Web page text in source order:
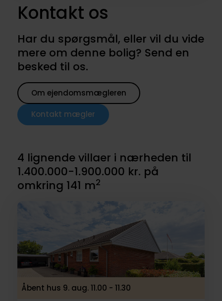
Kontakt os
Har du spørgsmål, eller vil du vide
mere om denne bolig? Send en
besked til os.
Om ejendomsmægleren
Kontakt mægler
4 lignende villaer i nærheden til
1.400.000-1.900.000 kr. på
omkring 141 m2
Åbent hus 9. aug. 11.00 - 11.30